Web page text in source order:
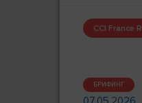
CCI France
БРИФИНГ